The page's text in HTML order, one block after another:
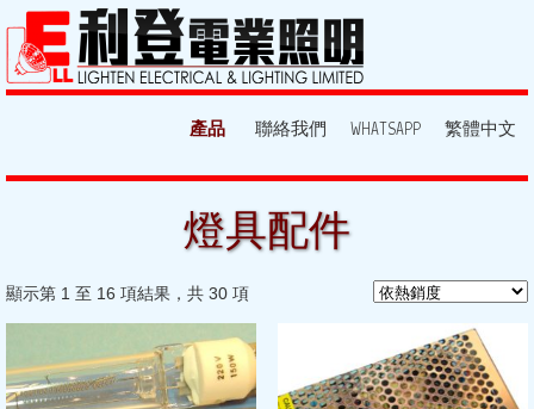
產品 聯絡我們 WHATSAPP 繁體中文
燈具配件
顯示第 1 至 16 項結果，共 30 項